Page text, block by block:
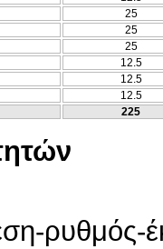
25
25
25
12.5
12.5
12.5
225
ρυθμός-